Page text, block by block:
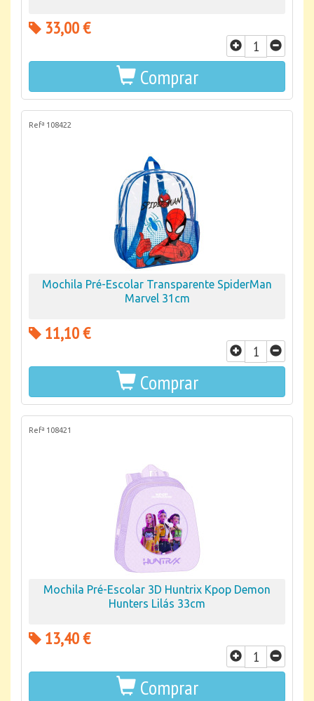
33,00 €
Comprar
Refª 108422
Mochila Pré-Escolar Transparente SpiderMan
Marvel 31cm
11,10 €
Comprar
Refª 108421
Mochila Pré-Escolar 3D Huntrix Kpop Demon
Hunters Lilás 33cm
13,40 €
Comprar